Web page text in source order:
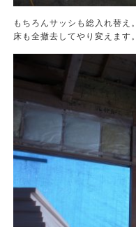
もちろんサッシも総入れ替え。
床も全撤去してやり変えます。